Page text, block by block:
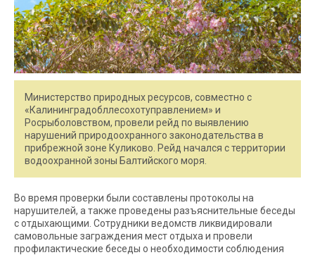
Министерство природных ресурсов, совместно с
«Калининградобллесохотуправлением» и
Росрыболовством, провели рейд по выявлению
нарушений природоохранного законодательства в
прибрежной зоне Куликово. Рейд начался с территории
водоохранной зоны Балтийского моря.
Во время проверки были составлены протоколы на
нарушителей, а также проведены разъяснительные беседы
с отдыхающими. Сотрудники ведомств ликвидировали
самовольные заграждения мест отдыха и провели
профилактические беседы о необходимости соблюдения